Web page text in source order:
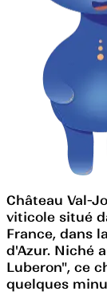
Château Val-
viticole situé
France, dans
d'Azur. Niché
Luberon", ce
quelques